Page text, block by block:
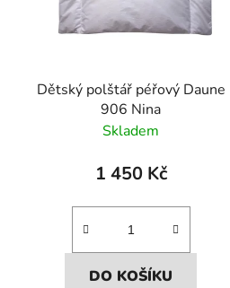
Dětský polštář péřový Daune
906 Nina
Skladem
1 450 Kč
DO KOŠÍKU